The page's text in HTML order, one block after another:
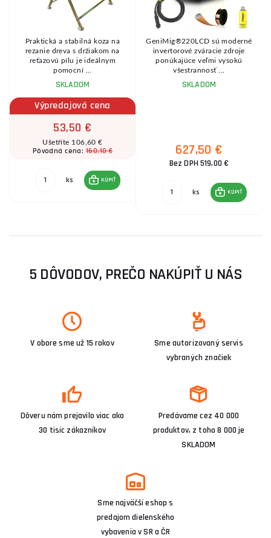
Praktická a stabilná koza na
rezanie dreva s držiakom na
reťazovú pílu je ideálnym
pomocní ...
SKLADOM
Výpredajová cena
53,50 €
Ušetříte 106,60 €
Pôvodná cena:160,10 €
ks KÚPIŤ
GeniMig®220LCD sú moderné
invertorové zváracie zdroje
ponúkajúce veľmi vysokú
všestrannosť ...
SKLADOM
627,50 €
Bez DPH 519,00 €
ks KÚPIŤ
5 DÔVODOV, PREČO NAKÚPIŤ U NÁS
V obore sme už 15 rokov
Sme autorizovaný servis
vybraných značiek
Dôveru nám prejavilo viac ako
30 tisíc zákazníkov
Predávame cez 40 000
produktov, z toho 8 000 je
SKLADOM
Sme najväčší eshop s
predajom dielenského
vybavenia v SR a ČR